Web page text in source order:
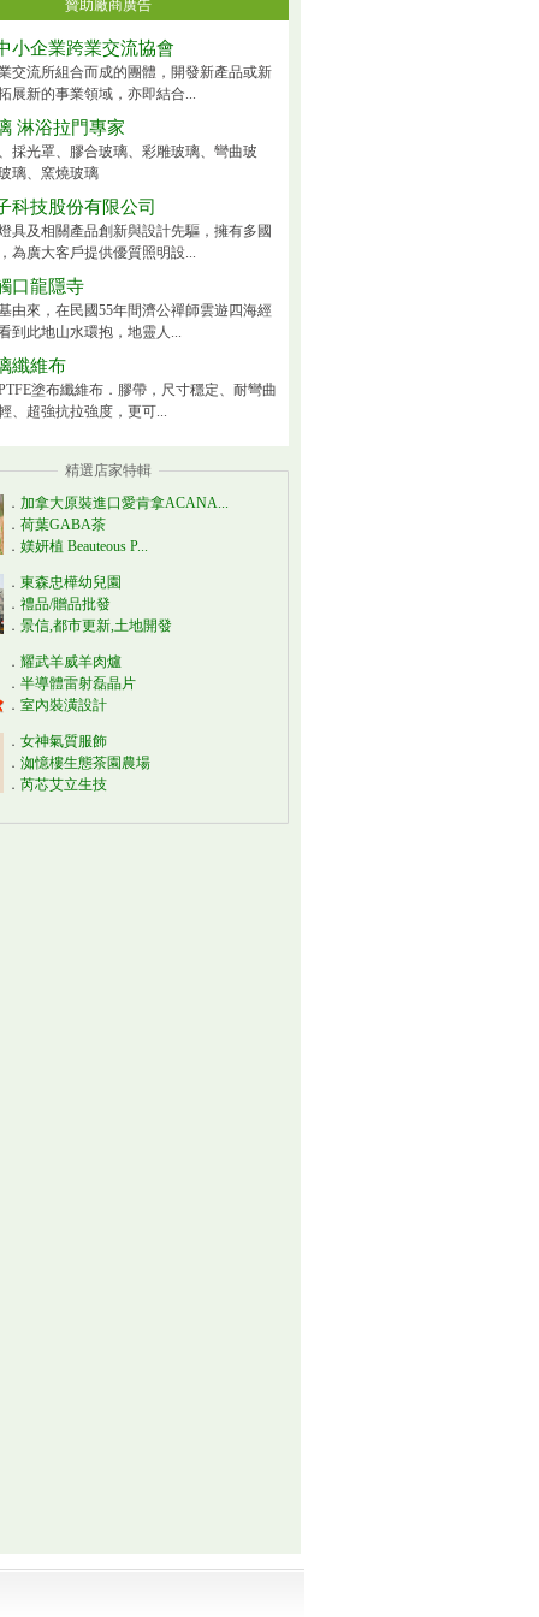
贊助廠商廣告
小企業跨業交流協會
交流所組合而成的團體，開發新產品或新
展新的事業領域，亦即結合...
淋浴拉門專家
採光罩、膠合玻璃、彩雕玻璃、彎曲玻
璃、窯燒玻璃
科技股份有限公司
具及相關產品創新與設計先驅，擁有多國
為廣大客戶提供優質照明設...
口龍隱寺
由來，在民國55年間濟公禪師雲遊四海經
到此地山水環抱，地靈人...
纖維布
塗布纖維布．膠帶，尺寸穩定、耐彎曲
、超強抗拉強度，更可...
精選店家特輯
． 加拿大原裝進口愛肯拿ACANA...
． 荷葉GABA茶
． 媄妍植 Beauteous P...
． 東森忠樺幼兒園
． 禮品/贈品批發
． 景信,都市更新,土地開發
． 耀武羊威羊肉爐
． 半導體雷射磊晶片
． 室內裝潢設計
． 女神氣質服飾
． 洳憶樓生態茶園農場
． 芮芯艾立生技